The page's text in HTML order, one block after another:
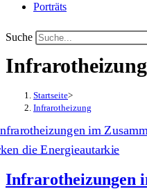
Porträts
Suche
Infrarotheizung
Startseite>
Infrarotheizung
Infrarotheizungen